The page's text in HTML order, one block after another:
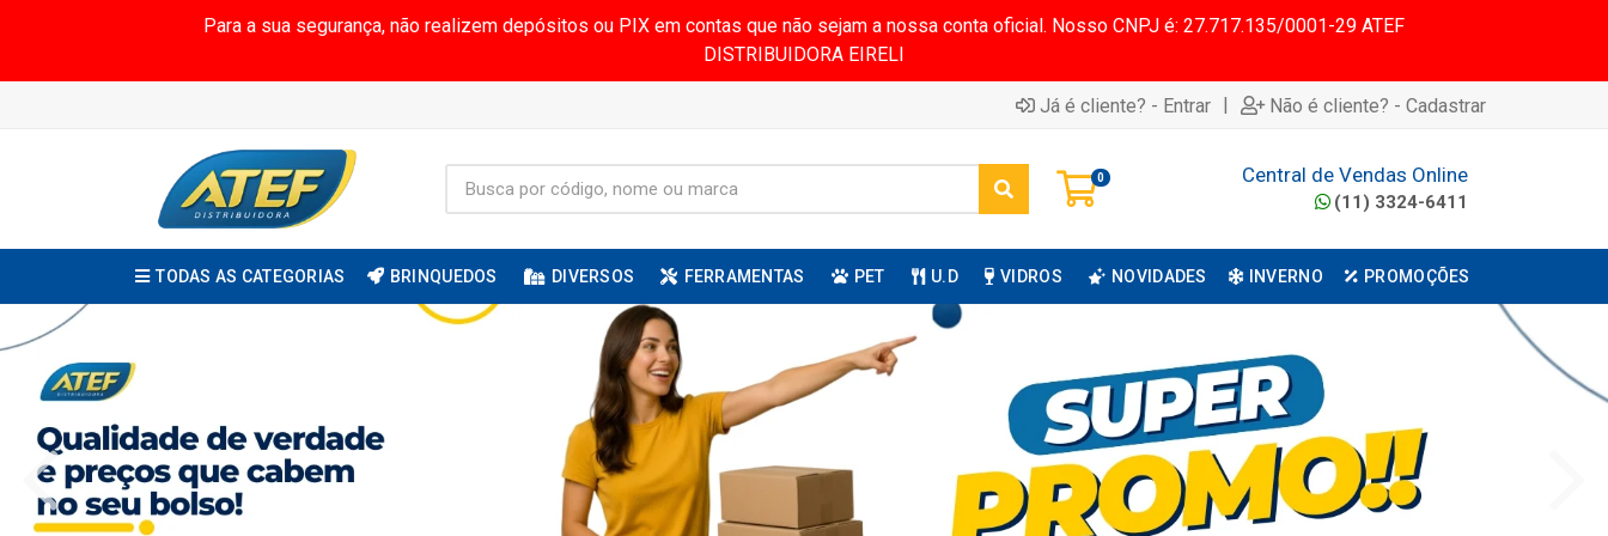
Para a sua segurança, não realizem depósitos ou PIX em contas que não sejam a nossa conta oficial. Nosso CNPJ é: 27.717.135/0001-29 ATEF
DISTRIBUIDORA EIRELI
Já é cliente? - Entrar | Não é cliente? - Cadastrar
0 Central de Vendas Online
(11) 3324-6411
TODAS AS CATEGORIAS BRINQUEDOS DIVERSOS FERRAMENTAS PET U.D VIDROS NOVIDADES INVERNO PROMOÇÕES